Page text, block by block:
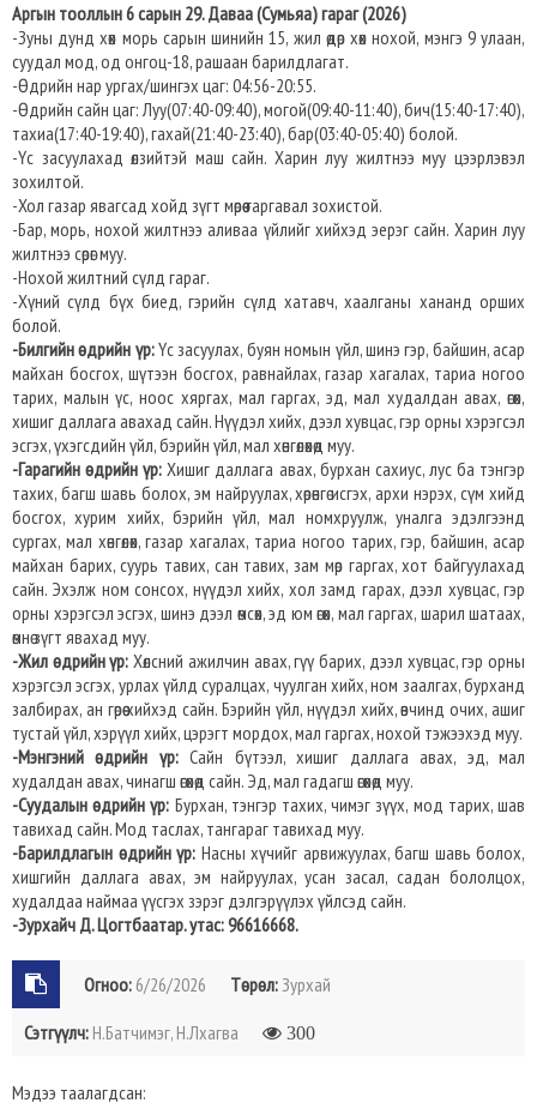
Аргын тооллын 6 сарын 29. Даваа (Сумьяа) гараг (2026)
-Зуны дунд хөх морь сарын шинийн 15, жил өдөр хөх нохой, мэнгэ 9 улаан,
суудал мод, од онгоц-18, рашаан барилдлагат.
-Өдрийн нар ургах/шингэх цаг: 04:56-20:55.
-Өдрийн сайн цаг: Луу(07:40-09:40), могой(09:40-11:40), бич(15:40-17:40),
тахиа(17:40-19:40), гахай(21:40-23:40), бар(03:40-05:40) болой.
-Үс засуулахад өлзийтэй маш сайн. Харин луу жилтнээ муу цээрлэвэл
зохилтой.
-Хол газар явагсад хойд зүгт мөрөө гаргавал зохистой.
-Бар, морь, нохой жилтнээ аливаа үйлийг хийхэд эерэг сайн. Харин луу
жилтнээ сөрөг муу.
-Нохой жилтний сүлд гараг.
-Хүний сүлд бүх биед, гэрийн сүлд хатавч, хаалганы хананд орших
болой.
-Билгийн өдрийн үр:Үс засуулах, буян номын үйл, шинэ гэр, байшин, асар
майхан босгох, шүтээн босгох, равнайлах, газар хагалах, тариа ногоо
тарих, малын үс, ноос хяргах, мал гаргах, эд, мал худалдан авах, өгөх,
хишиг даллага авахад сайн. Нүүдэл хийх, дээл хувцас, гэр орны хэрэгсэл
эсгэх, үхэгсдийн үйл, бэрийн үйл, мал хөнгөлөхөд муу.
-Гарагийн өдрийн үр: Хишиг даллага авах, бурхан сахиус, лус ба тэнгэр
тахих, багш шавь болох, эм найруулах, хөрөнгө исгэх, архи нэрэх, сүм хийд
босгох, хурим хийх, бэрийн үйл, мал номхруулж, уналга эдэлгээнд
сургах, мал хөнгөлөх, газар хагалах, тариа ногоо тарих, гэр, байшин, асар
майхан барих, суурь тавих, сан тавих, зам мөр гаргах, хот байгуулахад
сайн. Эхэлж ном сонсох, нүүдэл хийх, хол замд гарах, дээл хувцас, гэр
орны хэрэгсэл эсгэх, шинэ дээл өмсөх, эд юм өгөх, мал гаргах, шарил шатаах,
өмнө зүгт явахад муу.
-Жил өдрийн үр:Хөлсний ажилчин авах, гүү барих, дээл хувцас, гэр орны
хэрэгсэл эсгэх, урлах үйлд суралцах, чуулган хийх, ном заалгах, бурханд
залбирах, ан гөрөө хийхэд сайн. Бэрийн үйл, нүүдэл хийх, өвчинд очих, ашиг
тустай үйл, хэрүүл хийх, цэрэгт мордох, мал гаргах, нохой тэжээхэд муу.
-Мэнгэний өдрийн үр:Сайн бүтээл, хишиг даллага авах, эд, мал
худалдан авах, чинагш өгөхөд сайн. Эд, мал гадагш өгөхөд муу.
-Суудалын өдрийн үр: Бурхан, тэнгэр тахих, чимэг зүүх, мод тарих, шав
тавихад сайн. Мод таслах, тангараг тавихад муу.
-Барилдлагын өдрийн үр: Насны хүчийг арвижуулах, багш шавь болох,
хишгийн даллага авах, эм найруулах, усан засал, садан бололцох,
худалдаа наймаа үүсгэх зэрэг дэлгэрүүлэх үйлсэд сайн.
-Зурхайч Д. Цогтбаатар. утас: 96616668.
Огноо: 6/26/2026 Төрөл:Зурхай
Сэтгүүлч: Н.Батчимэг, Н.Лхагва 300
Мэдээ таалагдсан: